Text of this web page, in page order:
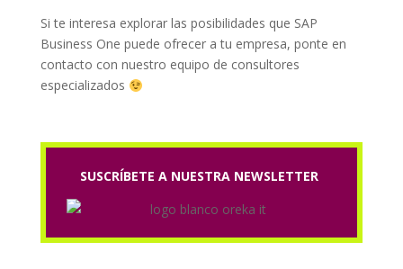
Si te interesa explorar las posibilidades que SAP
Business One puede ofrecer a tu empresa, ponte en
contacto con nuestro equipo de consultores
especializados
SUSCRÍBETE A NUESTRA NEWSLETTER